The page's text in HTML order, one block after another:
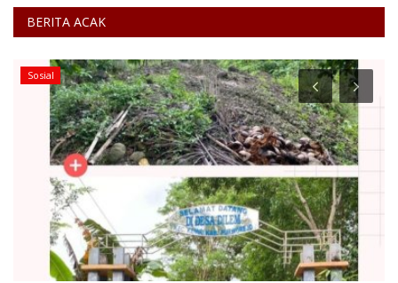
BERITA ACAK
Sosial